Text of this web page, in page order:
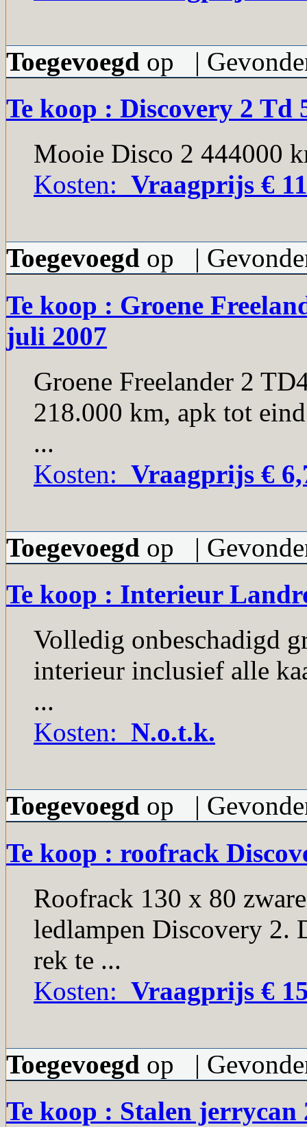
Toegevoegd op |
Te koop : Discovery 2 Td
Mooie Disco 2 444000
Kosten: Vraagprijs €
Toegevoegd op |
Te koop : Groene
juli 2007
Groene Freelander 2
218.000 km, apk tot
...
Kosten: Vraagprijs €
Toegevoegd op |
Te koop : Interieur
Volledig onbeschadigd
interieur inclusief alle
...
Kosten: N.o.t.k.
Toegevoegd op |
Te koop : roofrack
Roofrack 130 x 80
ledlampen Discovery 2.
rek te ...
Kosten: Vraagprijs €
Toegevoegd op |
Te koop : Stalen